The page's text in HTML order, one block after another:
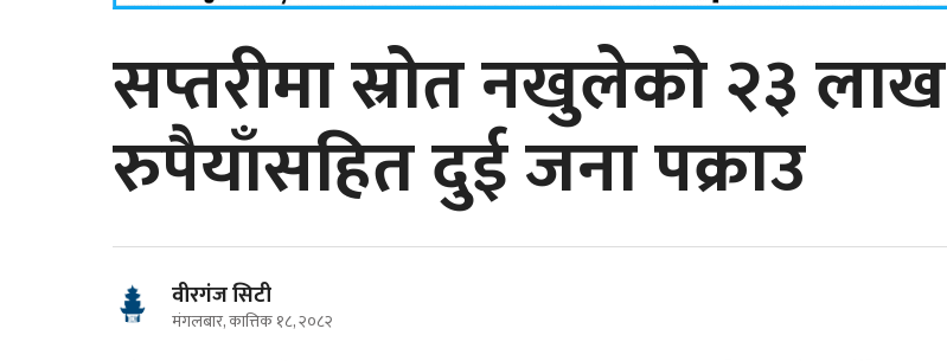
सप्तरीमा स्रोत नखुलेको २३ लाख
रुपैयाँसहित दुई जना पक्राउ
वीरगंज सिटी
मंगलबार, कात्तिक १८, २०८२